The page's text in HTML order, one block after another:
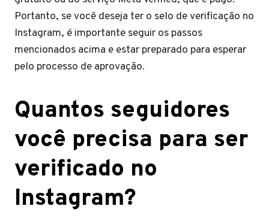
Portanto, se você deseja ter o selo de verificação no
Instagram, é importante seguir os passos
mencionados acima e estar preparado para esperar
pelo processo de aprovação.
Quantos seguidores
você precisa para ser
verificado no
Instagram?